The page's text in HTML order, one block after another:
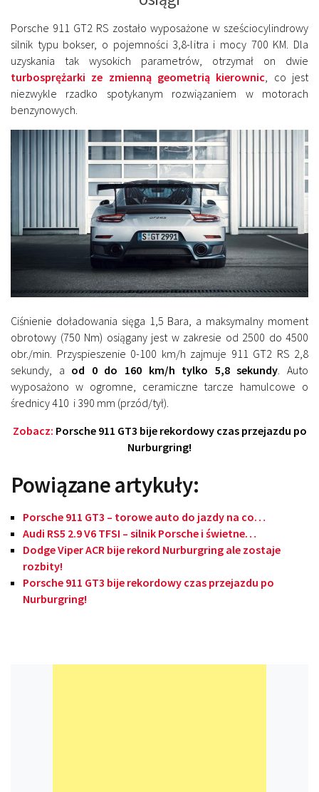
Porsche 911 GT2 RS zostało wyposażone w sześciocylindrowy
silnik typu bokser, o pojemności 3,8-litra i mocy 700 KM. Dla
uzyskania tak wysokich parametrów, otrzymał on dwie
turbosprężarki ze zmienną geometrią kierownic , co jest
niezwykle rzadko spotykanym rozwiązaniem w motorach
benzynowych.
Ciśnienie doładowania sięga 1,5 Bara, a maksymalny moment
obrotowy (750 Nm) osiągany jest w zakresie od 2500 do 4500
obr./min. Przyspieszenie 0-100 km/h zajmuje 911 GT2 RS 2,8
sekundy, a od 0 do 160 km/h tylko 5,8 sekundy. Auto
wyposażono w ogromne, ceramiczne tarcze hamulcowe o
średnicy 410 i 390 mm (przód/tył).
Zobacz: Porsche 911 GT3 bije rekordowy czas przejazdu po
Nurburgring!
Powiązane artykuły:
Porsche 911 GT3 – torowe auto do jazdy na co…
Audi RS5 2.9 V6 TFSI – silnik Porsche i świetne…
Dodge Viper ACR bije rekord Nurburgring ale zostaje
rozbity!
Porsche 911 GT3 bije rekordowy czas przejazdu po
Nurburgring!